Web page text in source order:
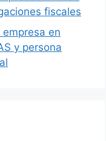
fiscales
en
y persona